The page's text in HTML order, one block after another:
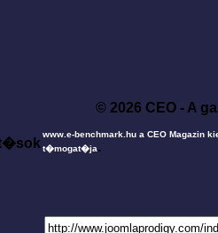
© 2026 CEO - A
www.e-benchmark.hu a CEO Magazin
t�mogat�ja.